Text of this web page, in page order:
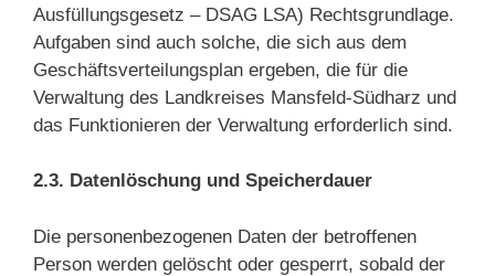
Ausfüllungsgesetz – DSAG LSA) Rechtsgrundlage.
Aufgaben sind auch solche, die sich aus dem
Geschäftsverteilungsplan ergeben, die für die
Verwaltung des Landkreises Mansfeld-Südharz und
das Funktionieren der Verwaltung erforderlich sind.
2.3. Datenlöschung und Speicherdauer
Die personenbezogenen Daten der betroffenen
Person werden gelöscht oder gesperrt, sobald der